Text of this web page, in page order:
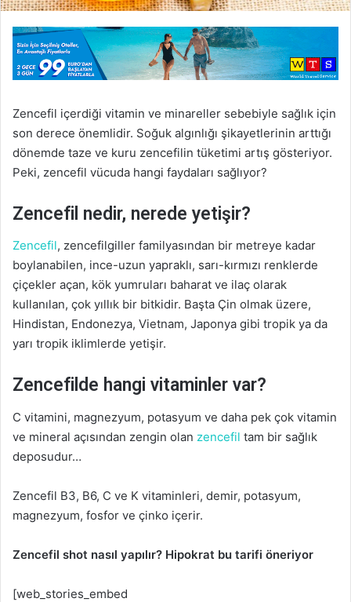
e
r
m
k
Zencefil içerdiği vitamin ve minareller sebebiyle sağlık için
son derece önemlidir. Soğuk algınlığı şikayetlerinin arttığı
dönemde taze ve kuru zencefilin tüketimi artış gösteriyor.
Peki, zencefil vücuda hangi faydaları sağlıyor?
Zencefil nedir, nerede yetişir?
Zencefil, zencefilgiller familyasından bir metreye kadar
boylanabilen, ince-uzun yapraklı, sarı-kırmızı renklerde
çiçekler açan, kök yumruları baharat ve ilaç olarak
kullanılan, çok yıllık bir bitkidir. Başta Çin olmak üzere,
Hindistan, Endonezya, Vietnam, Japonya gibi tropik ya da
yarı tropik iklimlerde yetişir.
Zencefilde hangi vitaminler var?
C vitamini, magnezyum, potasyum ve daha pek çok vitamin
ve mineral açısından zengin olan zencefil tam bir sağlık
deposudur…
Zencefil B3, B6, C ve K vitaminleri, demir, potasyum,
magnezyum, fosfor ve çinko içerir.
Zencefil shot nasıl yapılır? Hipokrat bu tarifi öneriyor
[web_stories_embed